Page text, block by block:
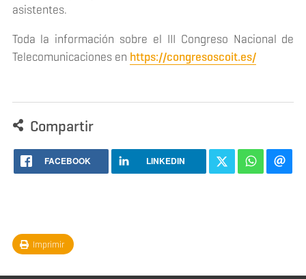
asistentes.
Toda la información sobre el III Congreso Nacional de
Telecomunicaciones en https://congresoscoit.es/
Compartir
FACEBOOK LINKEDIN
Imprimir